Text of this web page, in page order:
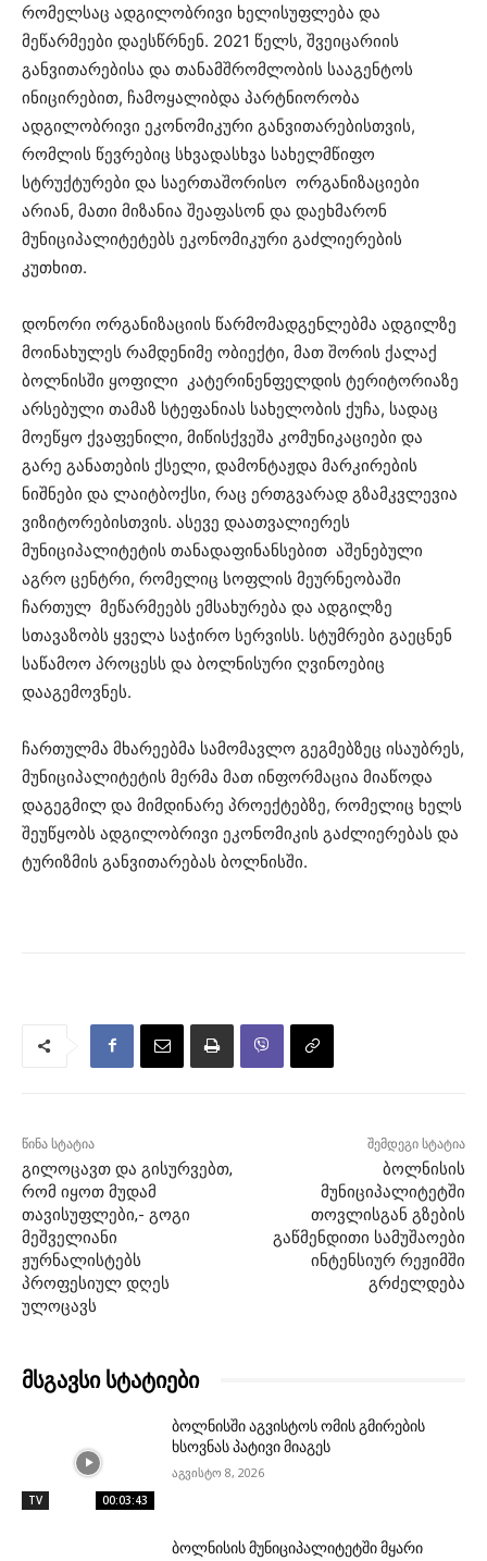
რომელსაც ადგილობრივი ხელისუფლება და
მეწარმეები დაესწრნენ. 2021 წელს, შვეიცარიის
განვითარებისა და თანამშრომლობის სააგენტოს
ინიცირებით, ჩამოყალიბდა პარტნიორობა
ადგილობრივი ეკონომიკური განვითარებისთვის,
რომლის წევრებიც სხვადასხვა სახელმწიფო
სტრუქტურები და საერთაშორისო ორგანიზაციები
არიან, მათი მიზანია შეაფასონ და დაეხმარონ
მუნიციპალიტეტებს ეკონომიკური გაძლიერების
კუთხით.
დონორი ორგანიზაციის წარმომადგენლებმა ადგილზე
მოინახულეს რამდენიმე ობიექტი, მათ შორის ქალაქ
ბოლნისში ყოფილი კატერინენფელდის ტერიტორიაზე
არსებული თამაზ სტეფანიას სახელობის ქუჩა, სადაც
მოეწყო ქვაფენილი, მიწისქვეშა კომუნიკაციები და
გარე განათების ქსელი, დამონტაჟდა მარკირების
ნიშნები და ლაიტბოქსი, რაც ერთგვარად გზამკვლევია
ვიზიტორებისთვის. ასევე დაათვალიერეს
მუნიციპალიტეტის თანადაფინანსებით აშენებული
აგრო ცენტრი, რომელიც სოფლის მეურნეობაში
ჩართულ მეწარმეებს ემსახურება და ადგილზე
სთავაზობს ყველა საჭირო სერვისს. სტუმრები გაეცნენ
საწამოო პროცესს და ბოლნისური ღვინოებიც
დააგემოვნეს.
ჩართულმა მხარეებმა სამომავლო გეგმებზეც ისაუბრეს,
მუნიციპალიტეტის მერმა მათ ინფორმაცია მიაწოდა
დაგეგმილ და მიმდინარე პროექტებზე, რომელიც ხელს
შეუწყობს ადგილობრივი ეკონომიკის გაძლიერებას და
ტურიზმის განვითარებას ბოლნისში.
წინა სტატია
გილოცავთ და გისურვებთ,
რომ იყოთ მუდამ
თავისუფლები,- გოგი
მეშველიანი
ჟურნალისტებს
პროფესიულ დღეს
ულოცავს
შემდეგი სტატია
ბოლნისის
მუნიციპალიტეტში
თოვლისგან გზების
გაწმენდითი სამუშაოები
ინტენსიურ რეჟიმში
გრძელდება
მსგავსი სტატიები
TV 00:03:43
ბოლნისში აგვისტოს ომის გმირების
ხსოვნას პატივი მიაგეს
აგვისტო 8, 2026
ბოლნისის მუნიციპალიტეტში მყარი